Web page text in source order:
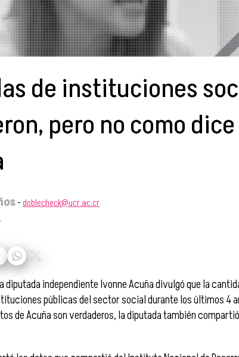
de instituciones
pero no como
-doblecheck@ucr.ac.cr
diputada independiente Ivonne Acuña divulgó que la
públicas del sector social durante los últimos 4
de Acuña son verdaderos, la diputada también